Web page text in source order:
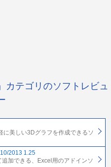
カテゴリのソフトレビュ
美しい3Dグラフを作成できるソ
2013 1.25
加できる、Excel用のアドインソ